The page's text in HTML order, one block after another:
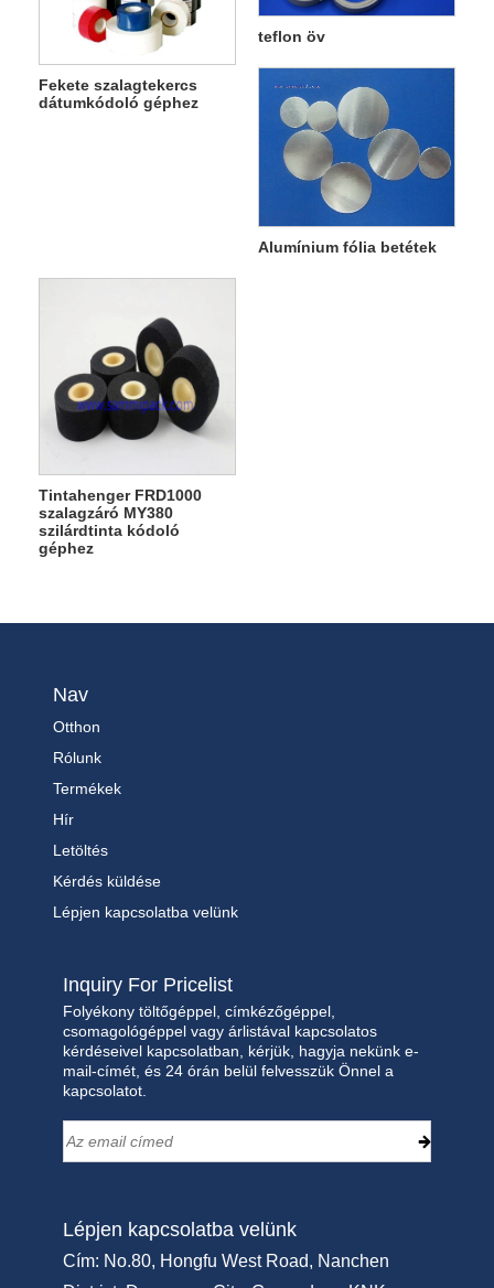
Fekete szalagtekercs
dátumkódoló géphez
teflon öv
Alumínium fólia betétek
Tintahenger FRD1000
szalagzáró MY380
szilárdtinta kódoló
géphez
Nav
Otthon
Rólunk
Termékek
Hír
Letöltés
Kérdés küldése
Lépjen kapcsolatba velünk
Inquiry For Pricelist
Folyékony töltőgéppel, címkézőgéppel,
csomagológéppel vagy árlistával kapcsolatos
kérdéseivel kapcsolatban, kérjük, hagyja nekünk e-
mail-címét, és 24 órán belül felvesszük Önnel a
kapcsolatot.
Lépjen kapcsolatba velünk
Cím: No.80, Hongfu West Road, Nanchen